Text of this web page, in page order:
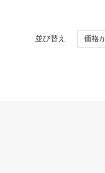
並び替え 価格